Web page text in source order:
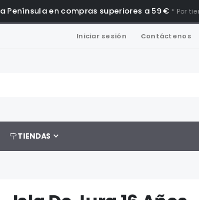
a Península en compras superiores a 59 € * Por
Iniciar sesión Contáctenos
TIENDAS